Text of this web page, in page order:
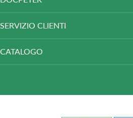
SERVIZIO CLIENTI
CATALOGO